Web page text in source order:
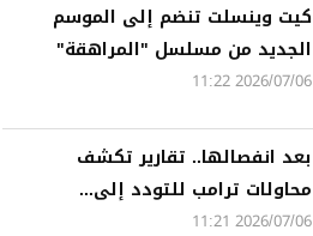
كيت وينسلت تنضم إلى الموسم
الجديد من مسلسل "المراهقة"
2026/07/06 11:22
بعد انفصالها.. تقارير تكشف
محاولات ترامب للتودد إلى...
2026/07/06 11:21